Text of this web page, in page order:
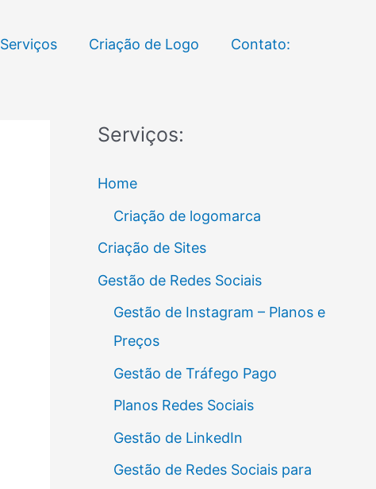
Serviços Criação de Logo Contato:
Serviços:
Home
Criação de logomarca
Criação de Sites
Gestão de Redes Sociais
Gestão de Instagram – Planos e
Preços
Gestão de Tráfego Pago
Planos Redes Sociais
Gestão de LinkedIn
Gestão de Redes Sociais para